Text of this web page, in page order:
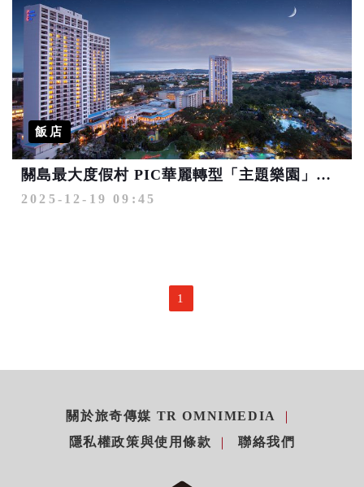
飯店
關島最大度假村 PIC華麗轉型「主題樂園」軟硬體設施全面升級
2025-12-19 09:45
1
關於旅奇傳媒 TR OMNIMEDIA
隱私權政策與使用條款
聯絡我們